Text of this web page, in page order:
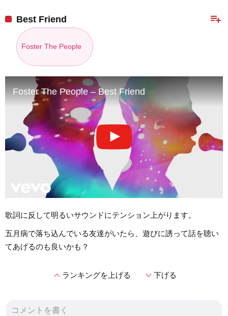
playlist_add
Best Friend
Foster The People
Foster The People – Best Friend
歌詞に反して明るいサウンドにテンション上がります。
五月病で落ち込んでいる友達がいたら、遊びに誘って話を聴い
てあげるのも良いかも？
expand_lessランキングを上げる expand_more下げる